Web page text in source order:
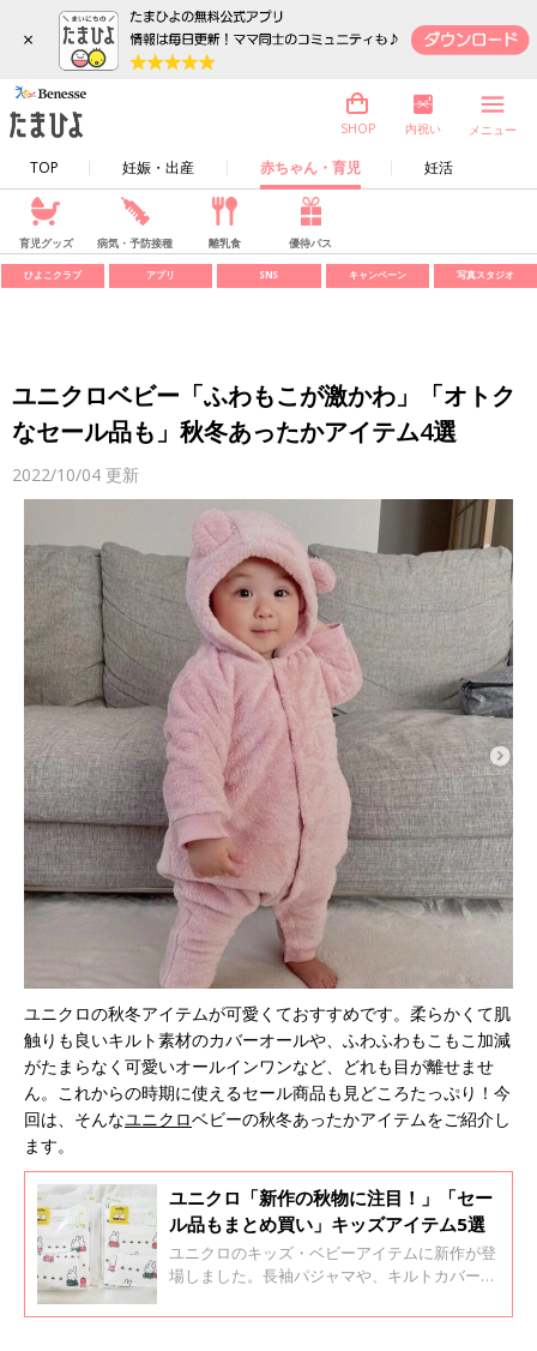
×
TOP 妊娠・出産 赤ちゃん・育児 妊活
SHOP 内祝い メニュー
育児グッズ 病気・予防接種 離乳食 優待パス
ひよこクラブ アプリ SNS キャンペーン 写真スタジオ
ユニクロベビー「ふわもこが激かわ」「オトク
なセール品も」秋冬あったかアイテム4選
2022/10/04 更新
ユニクロの秋冬アイテムが可愛くておすすめです。柔らかくて肌
触りも良いキルト素材のカバーオールや、ふわふわもこもこ加減
がたまらなく可愛いオールインワンなど、どれも目が離せませ
ん。これからの時期に使えるセール商品も見どころたっぷり！今
回は、そんなユニクロベビーの秋冬あったかアイテムをご紹介し
ます。
ユニクロ「新作の秋物に注目！」「セー
ル品もまとめ買い」キッズアイテム5選
ユニクロのキッズ・ベビーアイテムに新作が登
場しました。長袖パジャマや、キルトカバーオ
す。新作だけでなくセール品もおすすめで、